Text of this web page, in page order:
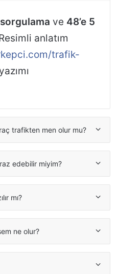
ve 48’e 5
anlatım
trafik-
yazımı
trafikten men olur mu?
edebilir miyim?
mı?
ne olur?